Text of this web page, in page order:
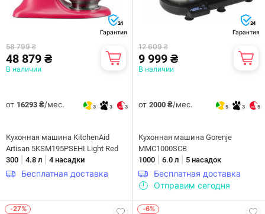
24
Гарантия
58 799 ₴
48 879 ₴
В наличии
от 16293 ₴/мес. 3 3 3
Кухонная машина KitchenAid
Artisan 5KSM195PSEHI Light Red
300
4.8 л 4 насадки
Бесплатная доставка
24
Гарантия
12 609 ₴
9 999 ₴
В наличии
от 2000 ₴/мес. 5 3 5
Кухонная машина Gorenje
MMC1000SCB
1000
6.0 л 5 насадок
Бесплатная доставка
Отправим сегодня
-27% -6%